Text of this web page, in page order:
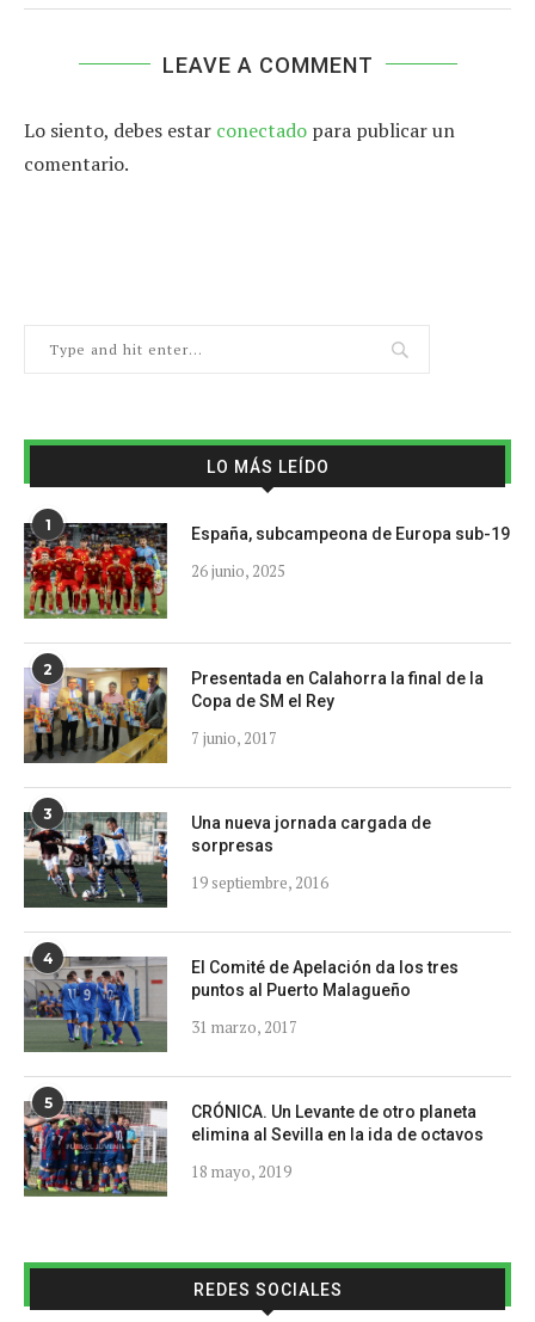
LEAVE A COMMENT
Lo siento, debes estar conectado para publicar un
comentario.
LO MÁS LEÍDO
1 España, subcampeona de Europa sub-19
26 junio, 2025
2
Presentada en Calahorra la final de la
Copa de SM el Rey
7 junio, 2017
3
Una nueva jornada cargada de
sorpresas
19 septiembre, 2016
4
El Comité de Apelación da los tres
puntos al Puerto Malagueño
31 marzo, 2017
5
CRÓNICA. Un Levante de otro planeta
elimina al Sevilla en la ida de octavos
18 mayo, 2019
REDES SOCIALES